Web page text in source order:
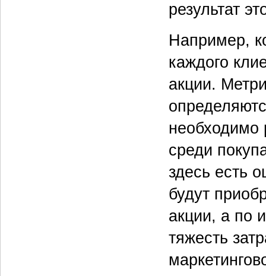
результат
Например,
каждого
акции.
необходимо
среди
здесь есть
будут
акции, а по
тяжесть